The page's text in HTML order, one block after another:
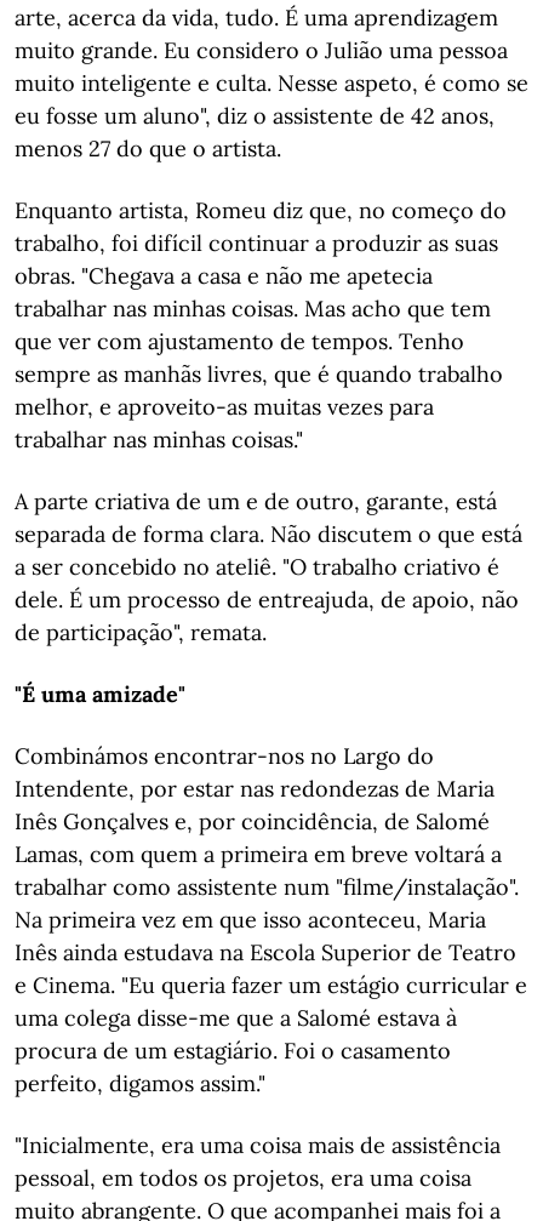
arte, acerca da vida, tudo. É uma aprendizagem
muito grande. Eu considero o Julião uma pessoa
muito inteligente e culta. Nesse aspeto, é como se
eu fosse um aluno", diz o assistente de 42 anos,
menos 27 do que o artista.
Enquanto artista, Romeu diz que, no começo do
trabalho, foi difícil continuar a produzir as suas
obras. "Chegava a casa e não me apetecia
trabalhar nas minhas coisas. Mas acho que tem
que ver com ajustamento de tempos. Tenho
sempre as manhãs livres, que é quando trabalho
melhor, e aproveito-as muitas vezes para
trabalhar nas minhas coisas."
A parte criativa de um e de outro, garante, está
separada de forma clara. Não discutem o que está
a ser concebido no ateliê. "O trabalho criativo é
dele. É um processo de entreajuda, de apoio, não
de participação", remata.
"É uma amizade"
Combinámos encontrar-nos no Largo do
Intendente, por estar nas redondezas de Maria
Inês Gonçalves e, por coincidência, de Salomé
Lamas, com quem a primeira em breve voltará a
trabalhar como assistente num "filme/instalação".
Na primeira vez em que isso aconteceu, Maria
Inês ainda estudava na Escola Superior de Teatro
e Cinema. "Eu queria fazer um estágio curricular e
uma colega disse-me que a Salomé estava à
procura de um estagiário. Foi o casamento
perfeito, digamos assim."
"Inicialmente, era uma coisa mais de assistência
pessoal, em todos os projetos, era uma coisa
muito abrangente. O que acompanhei mais foi a